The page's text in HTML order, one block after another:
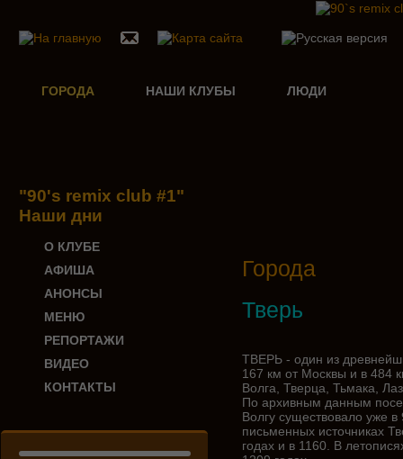
ГОРОДА НАШИ КЛУБЫ ЛЮДИ
"90's remix club #1"
Наши дни
О КЛУБЕ
АФИША
АНОНСЫ
МЕНЮ
РЕПОРТАЖИ
ВИДЕО
КОНТАКТЫ
Города
Тверь
ТВЕРЬ - один из
167 км от Москвы и в 484
Волга, Тверца, Тьмака,
По архивным данным
Волгу существовало уже
письменных источниках
годах и в 1160. В